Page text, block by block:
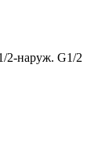
2-наруж. G1/2